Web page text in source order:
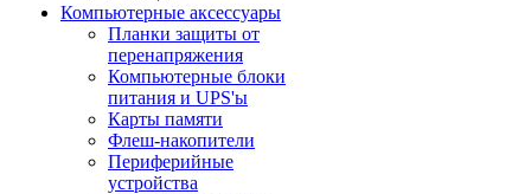
Компьютерные аксессуары
Планки защиты от
перенапряжения
Компьютерные блоки
питания и UPS'ы
Карты памяти
Флеш-накопители
Периферийные
устройства